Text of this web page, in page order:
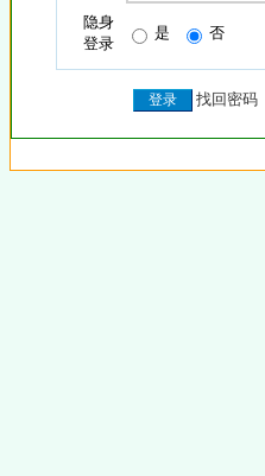
隐身
登录
是 否
找回密码